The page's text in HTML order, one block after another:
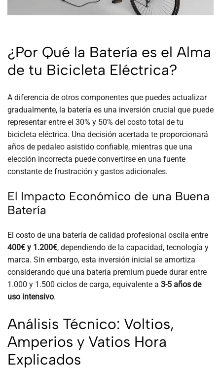
¿Por Qué la Batería es el Alma
de tu Bicicleta Eléctrica?
A diferencia de otros componentes que puedes actualizar
gradualmente, la batería es una inversión crucial que puede
representar entre el 30% y 50% del costo total de tu
bicicleta eléctrica. Una decisión acertada te proporcionará
años de pedaleo asistido confiable, mientras que una
elección incorrecta puede convertirse en una fuente
constante de frustración y gastos adicionales.
El Impacto Económico de una Buena
Batería
El costo de una batería de calidad profesional oscila entre
400€ y 1.200€, dependiendo de la capacidad, tecnología y
marca. Sin embargo, esta inversión inicial se amortiza
considerando que una batería premium puede durar entre
1.000 y 1.500 ciclos de carga, equivalente a 3-5 años de
uso intensivo.
Análisis Técnico: Voltios,
Amperios y Vatios Hora
Explicados